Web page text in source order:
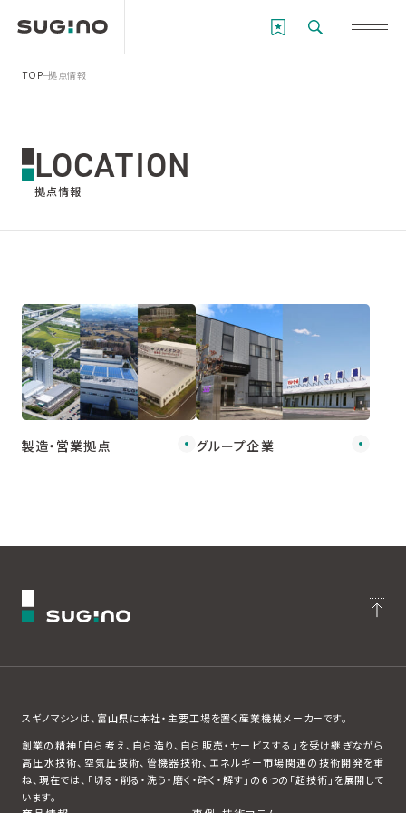
TOP 拠点情報
LOCATION
拠点情報
製造・営業拠点 グループ企業
スギノマシンは、富山県に本社・主要工場を置く産業機械メーカーです。
創業の精神「自ら考え、自ら造り、自ら販売・サービスする」を受け継ぎながら
高圧水技術、空気圧技術、管機器技術、エネルギー市場関連の技術開発を重
ね、現在では、「切る・削る・洗う・磨く・砕く・解す」の６つの「超技術」を展開して
います。